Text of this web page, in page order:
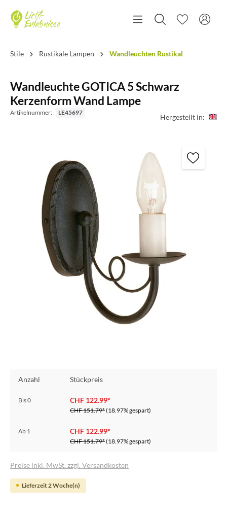
Stile Rustikale Lampen Wandleuchten Rustikal
Wandleuchte GOTICA 5 Schwarz
Kerzenform Wand Lampe
Artikelnummer: LE45697 Hergestellt in:
Anzahl Stückpreis
Bis0 CHF 122.99*
CHF 151.79*(18.97% gespart)
Ab 1 CHF 122.99*
CHF 151.79*(18.97% gespart)
Preise inkl. MwSt. zzgl. Versandkosten
Lieferzeit 2 Woche(n)